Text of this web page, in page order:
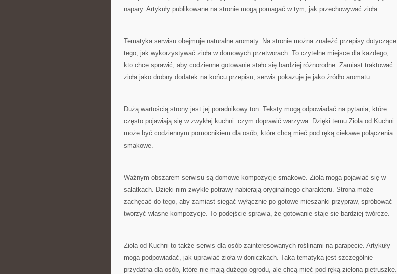
napary. Artykuły publikowane na stronie mogą pomagać w tym, jak przechowywać zioła.
Tematyka serwisu obejmuje naturalne aromaty. Na stronie można znaleźć przepisy dotyczące
tego, jak wykorzystywać zioła w domowych przetworach. To czytelne miejsce dla każdego,
kto chce sprawić, aby codzienne gotowanie stało się bardziej różnorodne. Zamiast traktować
zioła jako drobny dodatek na końcu przepisu, serwis pokazuje je jako źródło aromatu.
Dużą wartością strony jest jej poradnikowy ton. Teksty mogą odpowiadać na pytania, które
często pojawiają się w zwykłej kuchni: czym doprawić warzywa. Dzięki temu Zioła od Kuchni
może być codziennym pomocnikiem dla osób, które chcą mieć pod ręką ciekawe połączenia
smakowe.
Ważnym obszarem serwisu są domowe kompozycje smakowe. Zioła mogą pojawiać się w
sałatkach. Dzięki nim zwykłe potrawy nabierają oryginalnego charakteru. Strona może
zachęcać do tego, aby zamiast sięgać wyłącznie po gotowe mieszanki przypraw, spróbować
tworzyć własne kompozycje. To podejście sprawia, że gotowanie staje się bardziej twórcze.
Zioła od Kuchni to także serwis dla osób zainteresowanych roślinami na parapecie. Artykuły
mogą podpowiadać, jak uprawiać zioła w doniczkach. Taka tematyka jest szczególnie
przydatna dla osób, które nie mają dużego ogrodu, ale chcą mieć pod ręką zieloną pietruszkę.